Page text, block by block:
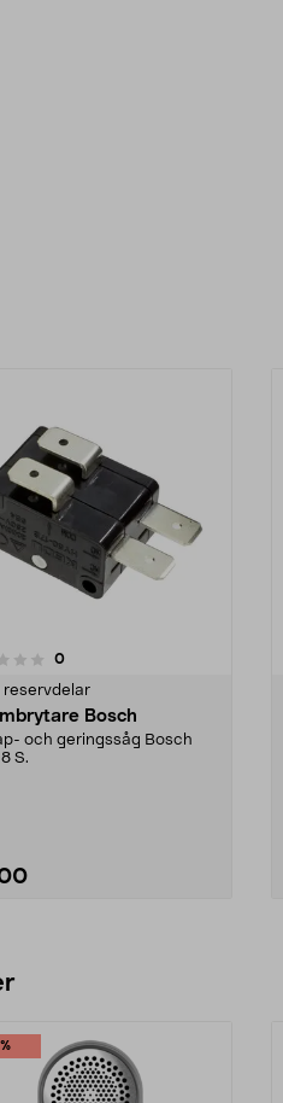
0recensioner
reservdelar
Bosch
och geringssåg Bosch
S.
0.0 av 5 stjärnor